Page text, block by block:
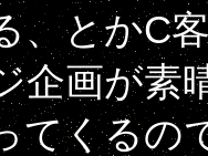
、とかC
企画が素
てくるの